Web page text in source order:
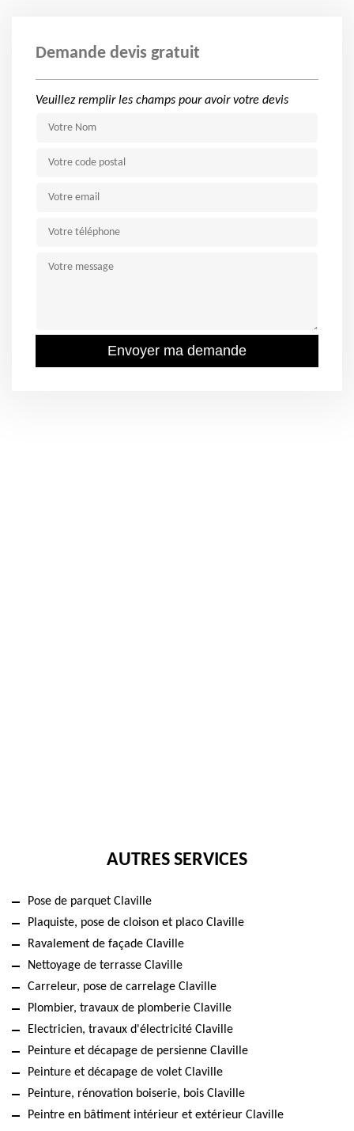
Demande devis gratuit
Veuillez remplir les champs pour avoir votre devis
AUTRES SERVICES
Pose de parquet Claville
Plaquiste, pose de cloison et placo Claville
Ravalement de façade Claville
Nettoyage de terrasse Claville
Carreleur, pose de carrelage Claville
Plombier, travaux de plomberie Claville
Electricien, travaux d'électricité Claville
Peinture et décapage de persienne Claville
Peinture et décapage de volet Claville
Peinture, rénovation boiserie, bois Claville
Peintre en bâtiment intérieur et extérieur Claville